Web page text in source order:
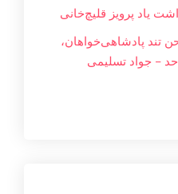
یاد پرویز قلیچ‌خانی
تند پادشاهی‌خواهان،
– جواد تسليمی